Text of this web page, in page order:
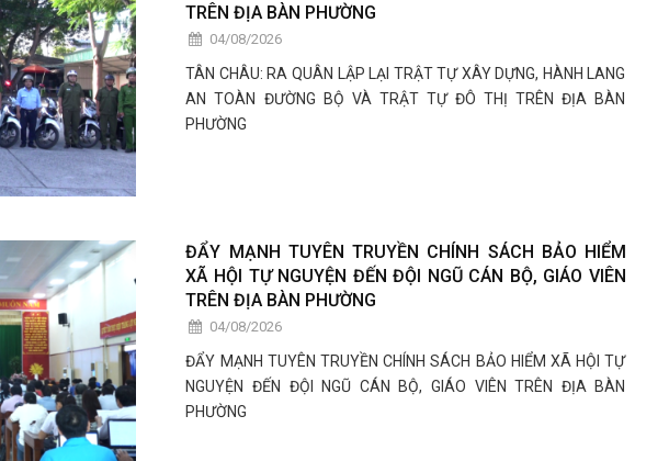
TRÊN ĐỊA BÀN PHƯỜNG
04/08/2026
TÂN CHÂU: RA QUÂN LẬP LẠI TRẬT TỰ XÂY DỰNG, HÀNH LANG
AN TOÀN ĐƯỜNG BỘ VÀ TRẬT TỰ ĐÔ THỊ TRÊN ĐỊA BÀN
PHƯỜNG
ĐẨY MẠNH TUYÊN TRUYỀN CHÍNH SÁCH BẢO HIỂM
XÃ HỘI TỰ NGUYỆN ĐẾN ĐỘI NGŨ CÁN BỘ, GIÁO VIÊN
TRÊN ĐỊA BÀN PHƯỜNG
04/08/2026
ĐẨY MẠNH TUYÊN TRUYỀN CHÍNH SÁCH BẢO HIỂM XÃ HỘI TỰ
NGUYỆN ĐẾN ĐỘI NGŨ CÁN BỘ, GIÁO VIÊN TRÊN ĐỊA BÀN
PHƯỜNG